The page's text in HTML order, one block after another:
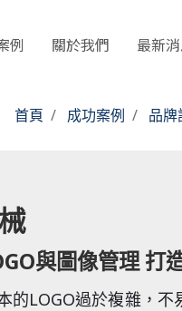
例 關於我們 最新
首頁 成功案例 品牌
與圖像管理 打
的LOGO過於複雜，